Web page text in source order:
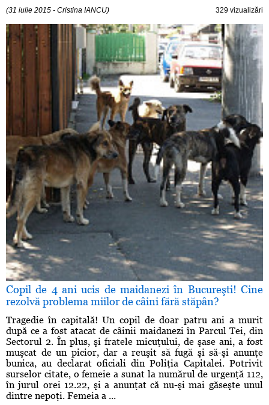
(31 iulie 2015 - Cristina IANCU) 329 vizualizări
Copil de 4 ani ucis de maidanezi în Bucureşti! Cine
rezolvă problema miilor de câini fără stăpân?
Tragedie în capitală! Un copil de doar patru ani a murit
după ce a fost atacat de câinii maidanezi în Parcul Tei, din
Sectorul 2. În plus, şi fratele micuţului, de şase ani, a fost
muşcat de un picior, dar a reuşit să fugă şi să-şi anunţe
bunica, au declarat oficiali din Poliţia Capitalei. Potrivit
surselor citate, o femeie a sunat la numărul de urgenţă 112,
în jurul orei 12.22, şi a anunţat că nu-şi mai găseşte unul
dintre nepoţi. Femeia a ...